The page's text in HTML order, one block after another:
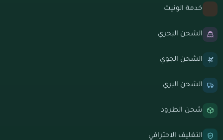
خدمة الونيت
الشحن البحري
الشحن الجوي
الشحن البري
شحن الطرود
التغليف الاحترافي